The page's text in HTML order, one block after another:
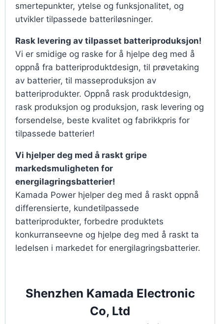
smertepunkter, ytelse og funksjonalitet, og
utvikler tilpassede batteriløsninger.
Rask levering av tilpasset batteriproduksjon!
Vi er smidige og raske for å hjelpe deg med å
oppnå fra batteriproduktdesign, til prøvetaking
av batterier, til masseproduksjon av
batteriprodukter. Oppnå rask produktdesign,
rask produksjon og produksjon, rask levering og
forsendelse, beste kvalitet og fabrikkpris for
tilpassede batterier!
Vi hjelper deg med å raskt gripe
markedsmuligheten for
energilagringsbatterier!
Kamada Power hjelper deg med å raskt oppnå
differensierte, kundetilpassede
batteriprodukter, forbedre produktets
konkurranseevne og hjelpe deg med å raskt ta
ledelsen i markedet for energilagringsbatterier.
Shenzhen Kamada Electronic
Co, Ltd